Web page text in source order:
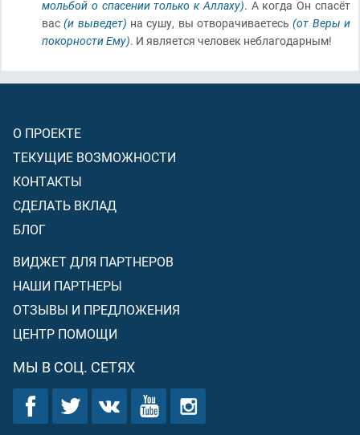
мольбой о спасении только к Аллаху). А когда Он спасёт
вас(и выведет) на сушу, вы отворачиваетесь(от Веры и
покорности Ему). И является человек неблагодарным!
О ПРОЕКТЕ
ТЕКУЩИЕ ВОЗМОЖНОСТИ
КОНТАКТЫ
СДЕЛАТЬ ВКЛАД
БЛОГ
ВИДЖЕТ ДЛЯ ПАРТНЕРОВ
НАШИ ПАРТНЕРЫ
ОТЗЫВЫ И ПРЕДЛОЖЕНИЯ
ЦЕНТР ПОМОЩИ
МЫ В СОЦ. СЕТЯХ